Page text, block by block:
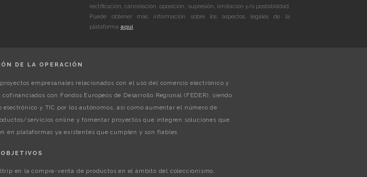
rectificación, cancelación, oposición, supresión, limitación y/o postabilidad.
Puede obtener más información sobre los aspectos legales de la
plataforma aquí
DE LA OPERACIÓN
empresariales relacionados con el uso del comercio electrónico y
con Fondos Europeos de Desarrollo Regional (FEDER), siendo
y TIC por los autónomos, así como aumentar el número de
servicios online y fomentar proyectos que integren soluciones que
en plataformas ya existentes que cumplen y son fiables.
OBJETIVOS
en la compra-venta de productos en el ámbito del coleccionismo,